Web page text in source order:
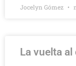
Jocelyn Gómez
La vuelta